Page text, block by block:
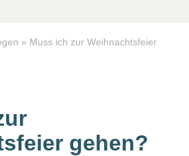
» Muss ich zur Weihnachtsfeier
gehen?